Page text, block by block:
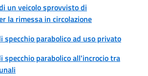
un veicolo sprovvisto di
la rimessa in circolazione
specchio parabolico ad uso privato
specchio parabolico all'incrocio tra